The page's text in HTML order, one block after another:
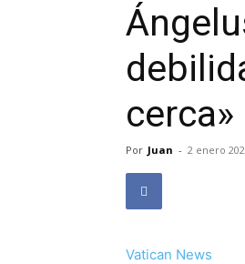
cerca»
Por Juan - 2 enero
Vatican News